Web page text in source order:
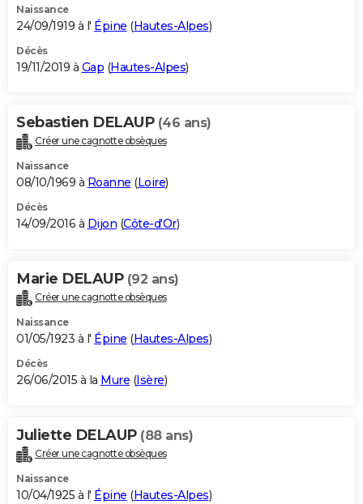
Naissance
24/09/1919 à l' Épine (Hautes-Alpes)
Décès
19/11/2019 à Gap (Hautes-Alpes)
Sebastien DELAUP (46 ans)
Créer une cagnotte obsèques
Naissance
08/10/1969 à Roanne (Loire)
Décès
14/09/2016 à Dijon (Côte-d'Or)
Marie DELAUP (92 ans)
Créer une cagnotte obsèques
Naissance
01/05/1923 à l' Épine (Hautes-Alpes)
Décès
26/06/2015 à la Mure (Isère)
Juliette DELAUP (88 ans)
Créer une cagnotte obsèques
Naissance
10/04/1925 à l' Épine (Hautes-Alpes)